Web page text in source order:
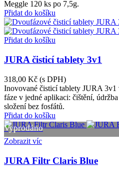
Meggle 120 ks po 7,5g.
Přidat do košíku
Přidat do košíku
JURA čisticí tablety 3v1
318,00 Kč (s DPH)
Inovované čisticí tablety JURA 3v1
fáze v jedné aplikaci: čištění,
složení bez fosfátů.
Přidat do košíku
Vyprodáno
Zobrazit víc
JURA Filtr Claris Blue